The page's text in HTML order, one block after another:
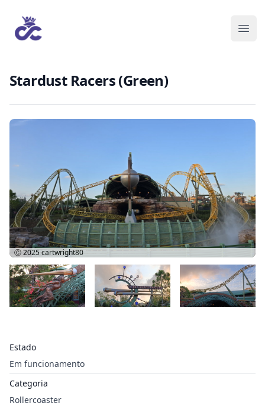
Stardust Racers (Green)
Estado
Em funcionamento
Categoria
Rollercoaster
Ⓒ 2025cartwright80